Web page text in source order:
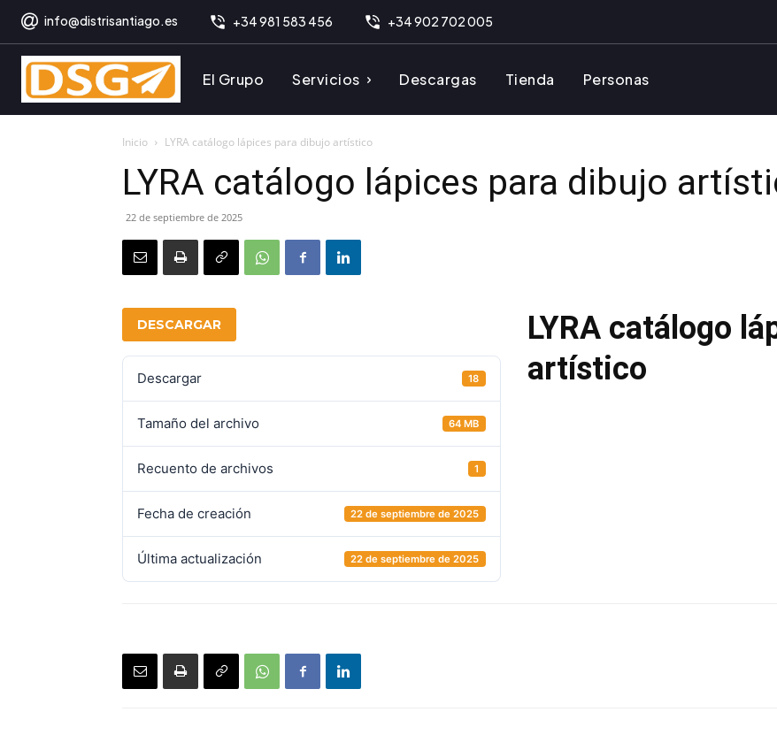
info@distrisantiago.es +34 981 583 456 +34 902 702 005
El Grupo Servicios Descargas Tienda Personas
Inicio LYRA catálogo lápices para dibujo artístico
LYRA catálogo lápices para dibujo
22 de septiembre de 2025
DESCARGAR
Descargar 18
Tamaño del archivo 64 MB
Recuento de archivos 1
Fecha de creación 22 de septiembre de 2025
Última actualización 22 de septiembre de 2025
LYRA catálogo
artístico